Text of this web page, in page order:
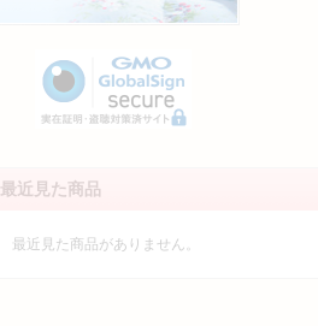
最近見た商品
最近見た商品がありません。